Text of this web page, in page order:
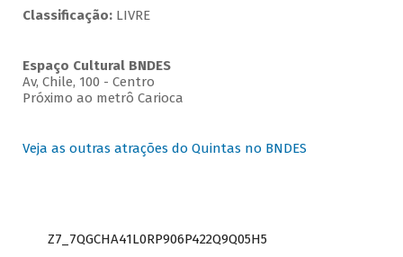
Classificação: LIVRE
Espaço Cultural BNDES
Av, Chile, 100 - Centro
Próximo ao metrô Carioca
Veja as outras atrações do Quintas no BNDES
Z7_7QGCHA41L0RP906P422Q9Q05H5